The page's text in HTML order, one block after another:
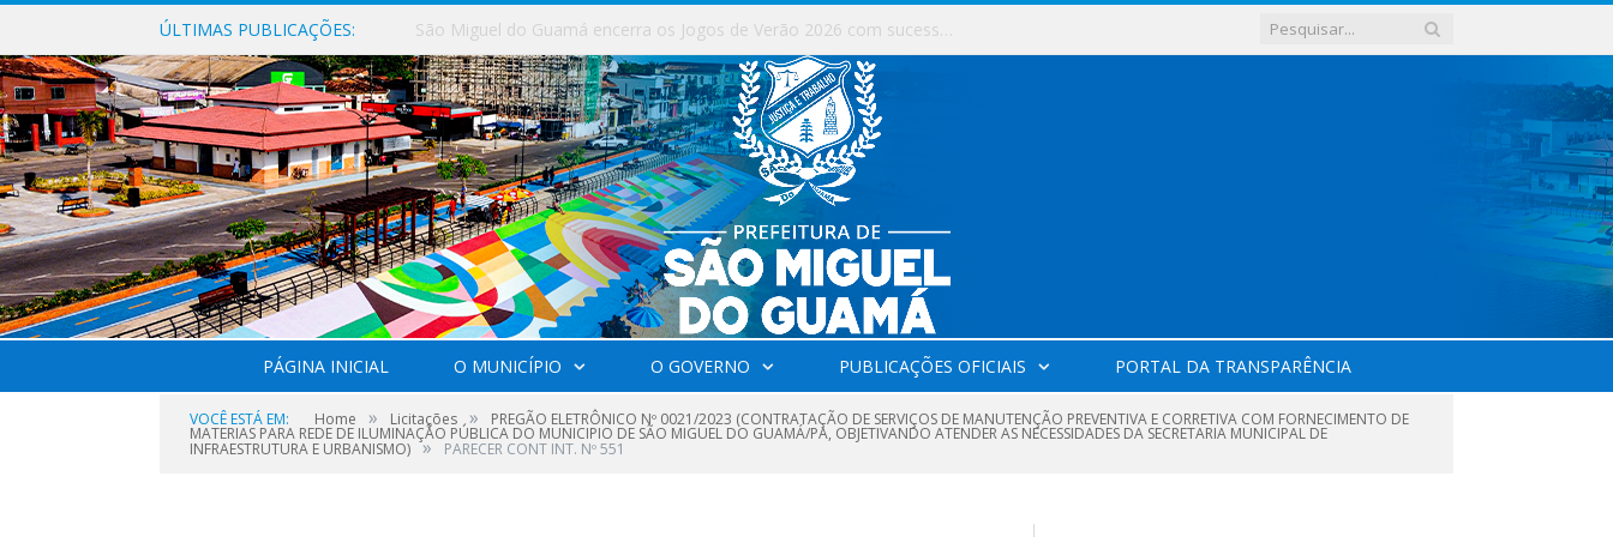
ÚLTIMAS PUBLICAÇÕES: Milhares de fiéis tomam as ruas de São Miguel do Guamá em uma grande celebração de fé na Marcha para Jesus 2026.
PÁGINA INICIAL O MUNICÍPIO O GOVERNO PUBLICAÇÕES OFICIAIS PORTAL DA TRANSPARÊNCIA
VOCÊ ESTÁ EM: Home » Licitações » PREGÃO ELETRÔNICO Nº 0021/2023 (CONTRATAÇÃO DE SERVIÇOS DE MANUTENÇÃO PREVENTIVA E CORRETIVA COM FORNECIMENTO DE
MATERIAS PARA REDE DE ILUMINAÇÃO PÚBLICA DO MUNICIPIO DE SÃO MIGUEL DO GUAMÁ/PA, OBJETIVANDO ATENDER AS NECESSIDADES DA SECRETARIA MUNICIPAL DE
INFRAESTRUTURA E URBANISMO) » PARECER CONT INT. Nº 551